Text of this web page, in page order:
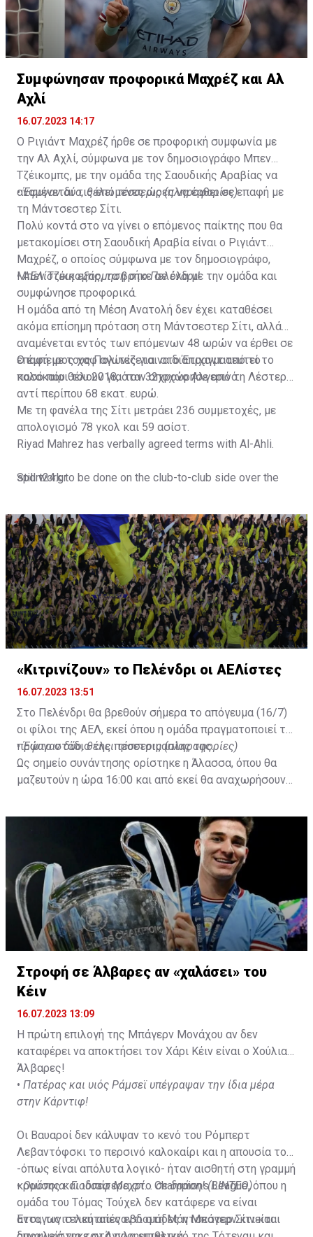
Συμφώνησαν προφορικά Μαχρέζ και Αλ
Αχλί
16.07.2023 14:17
Ο Ριγιάντ Μαχρέζ ήρθε σε προφορική συμφωνία με
την Αλ Αχλί, σύμφωνα με τον δημοσιογράφο Μπεν
Τζέικομπς, με την ομάδα της Σαουδικής Αραβίας να
αναμένεται τις επόμενες ώρες να έρθει σε επαφή με
τη Μάντσεστερ Σίτι.
•Έφυγαν δύο, θέλει τέσσερις (πληροφορίες)
Πολύ κοντά στο να γίνει ο επόμενος παίκτης που θα
μετακομίσει στη Σαουδική Αραβία είναι ο Ριγιάντ
Μαχρέζ, ο οποίος σύμφωνα με τον δημοσιογράφο,
Μπεν Τζέικομπς, τα βρήκε σε όλα με την ομάδα και
συμφώνησε προφορικά.
•ΑΕΛίστικη εξόρμηση στο Πελένδρι!
Η ομάδα από τη Μέση Ανατολή δεν έχει καταθέσει
ακόμα επίσημη πρόταση στη Μάντσεστερ Σίτι, αλλά
αναμένεται εντός των επόμενων 48 ωρών να έρθει σε
επαφή με τους Πολίτες για να διαπραγματευτεί το
ποσό που θέλουν για τον 32χρονο Αλγερινό.
Ο έμπειρος χαφ αγωνίζεται στο Έτιχαντ από το
καλοκαίρι του 2018, όταν αποχώρησε από τη Λέστερ
αντί περίπου 68 εκατ. ευρώ.
Με τη φανέλα της Σίτι μετράει 236 συμμετοχές, με
απολογισμό 78 γκολ και 59 ασίστ.
Riyad Mahrez has verbally agreed terms with Al-Ahli.
Still work to be done on the club-to-club side over the
Not a done deal yet, but Mahrez is keen on the move and
Al-Ahli hope to move fast.🇸🇦
pic.twitter.com/Z0SmniQXIP
— Ben Jacobs (@JacobsBen)July 15, 2023
sport24.gr
«Κιτρινίζουν» το Πελένδρι οι ΑΕΛίστες
16.07.2023 13:51
Στο Πελένδρι θα βρεθούν σήμερα το απόγευμα (16/7)
οι φίλοι της ΑΕΛ, εκεί όπου η ομάδα πραγματοποιεί το
πρώτο στάδιο της προετοιμασίας της.
•Έφυγαν δύο, θέλει τέσσερις (πληροφορίες)
Ως σημείο συνάντησης ορίστηκε η Άλασσα, όπου θα
μαζευτούν η ώρα 16:00 και από εκεί θα αναχωρήσουν
δώοσυν το παρών τους στην απογευματινή προπόνηση
Στροφή σε Άλβαρες αν «χαλάσει» του
Κέιν
16.07.2023 13:09
Η πρώτη επιλογή της Μπάγερν Μονάχου αν δεν
καταφέρει να αποκτήσει τον Χάρι Κέιν είναι ο Χούλιαν
Άλβαρες!
• Πατέρας και υιός Ράμσεϊ υπέγραψαν την ίδια μέρα
στην Κάρντιφ!
Οι Βαυαροί δεν κάλυψαν το κενό του Ρόμπερτ
Λεβαντόφσκι το περσινό καλοκαίρι και η απουσία του
-όπως είναι απόλυτα λογικό- ήταν αισθητή στη γραμμή
κρούσης και ιδιαίτερα στο Champions League, όπου η
ομάδα του Τόμας Τούχελ δεν κατάφερε να είναι
ανταγωνιστική απέναντι στη Μάντσεστερ Σίτι και
•Ομόνοια: Γιούσεφ Μεχρί... σε δράση! (ΒΙΝΤΕΟ)
Έτσι, τις τελευταίες εβδομάδες η Μπάγερν κινείται